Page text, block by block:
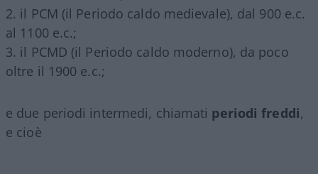
2. il PCM (il Periodo caldo medievale), dal 900 e.c.
al 1100 e.c.;
3. il PCMD (il Periodo caldo moderno), da poco
oltre il 1900 e.c.;
e due periodi intermedi, chiamati periodi freddi,
e cioè